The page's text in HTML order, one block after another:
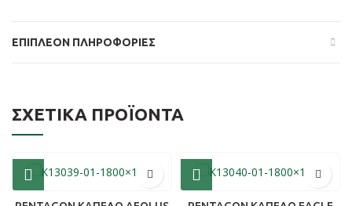
ΕΠΙΠΛΈΟΝ ΠΛΗΡΟΦΟΡΊΕΣ
ΣΧΕΤΙΚΆ ΠΡΟΪΌΝΤΑ